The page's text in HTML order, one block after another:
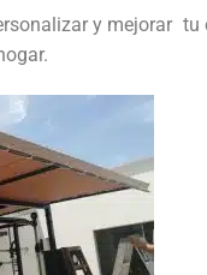
y mejorar tu